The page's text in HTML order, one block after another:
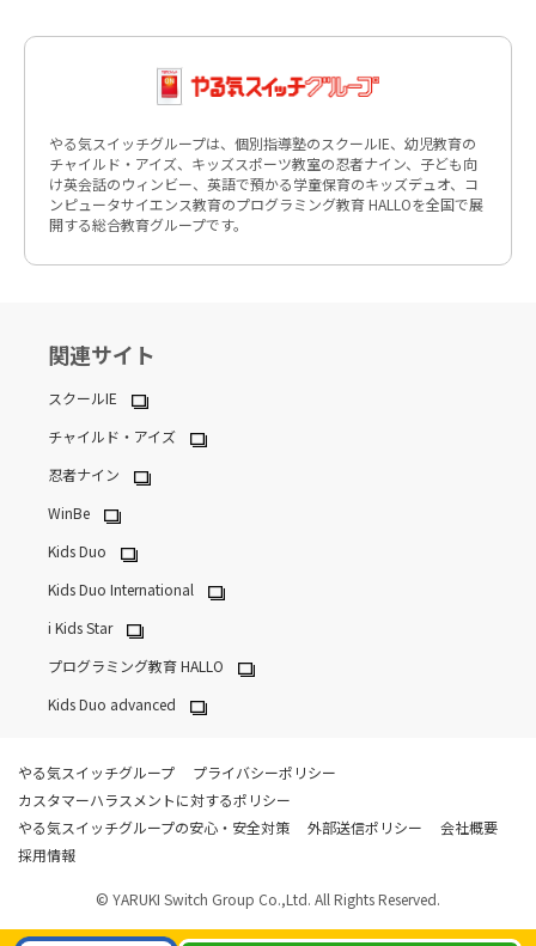
やる気スイッチグループは、個別指導塾のスクールIE、幼児教育の
チャイルド・アイズ、キッズスポーツ教室の忍者ナイン、子ども向
け英会話のウィンビー、英語で預かる学童保育のキッズデュオ、コ
ンピュータサイエンス教育のプログラミング教育 HALLOを全国で展
開する総合教育グループです。
関連サイト
スクールIE
チャイルド・アイズ
忍者ナイン
WinBe
Kids Duo
Kids Duo International
i Kids Star
プログラミング教育 HALLO
Kids Duo advanced
やる気スイッチグループ
プライバシーポリシー
カスタマーハラスメントに対するポリシー
やる気スイッチグループの安心・安全対策
外部送信ポリシー
会社概要
採用情報
© YARUKI Switch Group Co.,Ltd. All Rights Reserved.